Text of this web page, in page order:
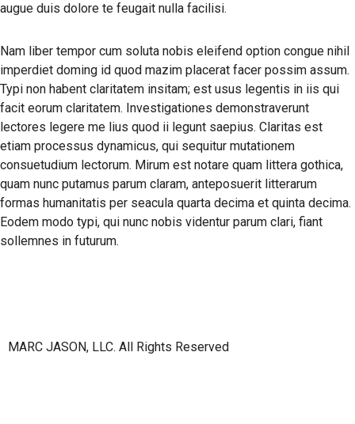
augue duis dolore te feugait nulla facilisi.
Nam liber tempor cum soluta nobis eleifend option congue nihil
imperdiet doming id quod mazim placerat facer possim assum.
Typi non habent claritatem insitam; est usus legentis in iis qui
facit eorum claritatem. Investigationes demonstraverunt
lectores legere me lius quod ii legunt saepius. Claritas est
etiam processus dynamicus, qui sequitur mutationem
consuetudium lectorum. Mirum est notare quam littera gothica,
quam nunc putamus parum claram, anteposuerit litterarum
formas humanitatis per seacula quarta decima et quinta decima.
Eodem modo typi, qui nunc nobis videntur parum clari, fiant
sollemnes in futurum.
MARC JASON, LLC. All Rights Reserved